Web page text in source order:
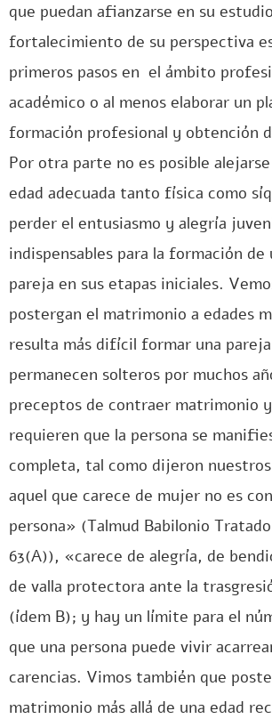
que puedan afianzarse en su
fortalecimiento de su perspectiva
primeros pasos en el ámbito
académico o al menos elaborar un
formación profesional y obtención
Por otra parte no es posible
edad adecuada tanto física como
perder el entusiasmo y alegría
indispensables para la formación de
pareja en sus etapas iniciales.
postergan el matrimonio a edades
resulta más difícil formar una
permanecen solteros por muchos
preceptos de contraer matrimonio
requieren que la persona se
completa, tal como dijeron
aquel que carece de mujer no es
persona» (Talmud Babilonio
63(A)), «carece de alegría, de
de valla protectora ante la
(ídem B); y hay un límite para el
que una persona puede vivir
carencias. Vimos también que
matrimonio más allá de una edad